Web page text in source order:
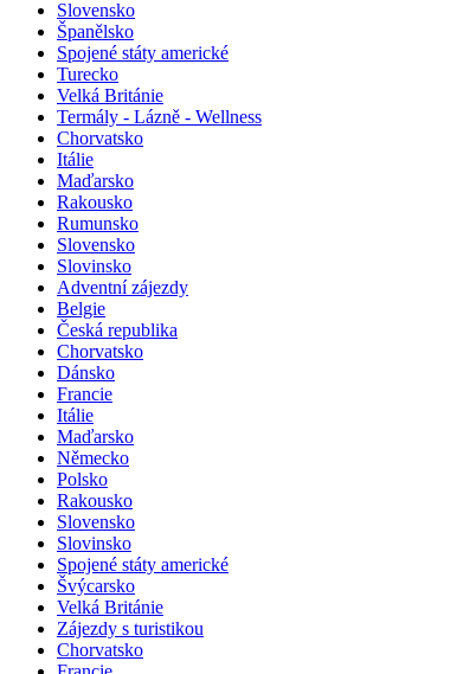
Slovensko
Španělsko
Spojené státy americké
Turecko
Velká Británie
Termály - Lázně - Wellness
Chorvatsko
Itálie
Maďarsko
Rakousko
Rumunsko
Slovensko
Slovinsko
Adventní zájezdy
Belgie
Česká republika
Chorvatsko
Dánsko
Francie
Itálie
Maďarsko
Německo
Polsko
Rakousko
Slovensko
Slovinsko
Spojené státy americké
Švýcarsko
Velká Británie
Zájezdy s turistikou
Chorvatsko